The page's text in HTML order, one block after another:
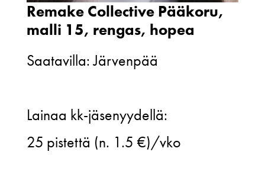
Remake Collective Pääkoru,
malli 15, rengas, hopea
Saatavilla: Järvenpää
Collective
Pääkoru,
Lainaa kk-jäsenyydellä:
25 pistettä (n. 1.5 €)/vko